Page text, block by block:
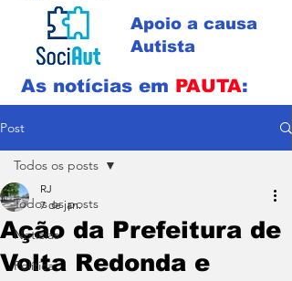
Apoio a causa
Autista
As notícias em PAUTA:
Post
Todos os posts
Notícias
Política
Todos os posts
Ação da Prefeitura de
Volta Redonda e
RJ
7 de jan.